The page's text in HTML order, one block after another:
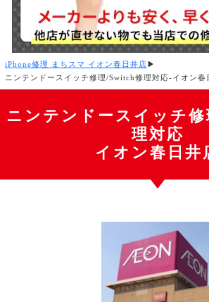
iPhone修理 まちスマ イオン春日井店 ▶
ニンテンドースイッチ修理/Switch修理対応-イオン春
ニンテンドースイッチ
理対応
イオン春日井